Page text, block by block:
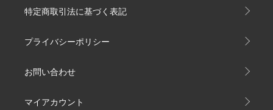
特定商取引法に基づく表記
プライバシーポリシー
お問い合わせ
マイアカウント